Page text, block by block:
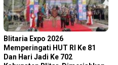
Blitaria Expo 2026
Memperingati HUT RI Ke 81
Dan Hari Jadi Ke 702